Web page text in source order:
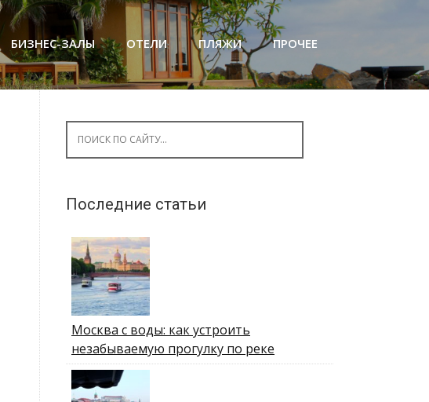
ПРОЧЕЕ
ПЛЯЖИ
ОТЕЛИ
БИЗНЕС-ЗАЛЫ
Последние статьи
Москва с воды: как устроить
незабываемую прогулку по реке